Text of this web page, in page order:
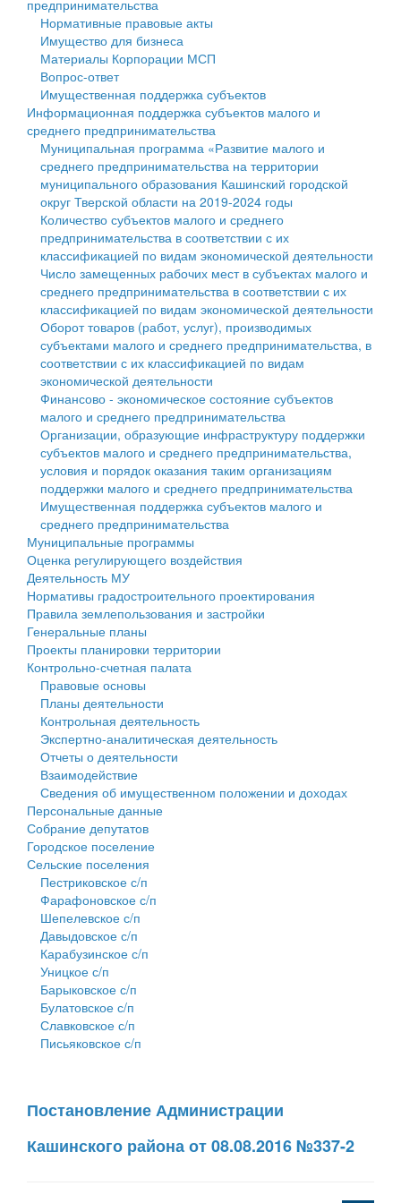
Государственные услуги
Промышленность и АПК
Экономика и бизнес
...
Символика
Устав
Гостям округа
Туризм
Культура
Образование
Здравоохранение
Социальная защита
Фотоальбом
муниципального округа Тверской области
Администрация Кашинского муниципального округа
Тверской области
Управление сельскими территориями
Открытые данные
Работа с обращениями граждан
Муниципальный контроль
Муниципальные услуги
Проекты административных регламентов
Антимонопольный комплаенс
Противодействие коррупции
Финансовое управление
Бюджет для граждан
Имущество
Выявление правообладателей ранее учтенных
объектов недвижимости
Имущественная поддержка субъектов малого и
среднего предпринимательства
Информационная поддержка субъектов малого и
среднего предпринимательства
Муниципальные программы
Контрольно-счетная палата
Персональные данные
Оценка регулирующего воздействия
Деятельность МУ
Нормативы градостроительного проектирования
Правила землепользования и застройки
Генеральные планы
Проекты планировки территории
Собрание депутатов
Городское поселение
Сельские поселения
предпринимательства
Нормативные правовые акты
Имущество для бизнеса
Материалы Корпорации МСП
Вопрос-ответ
Имущественная поддержка субъектов
Информационная поддержка субъектов малого и
среднего предпринимательства
Муниципальная программа «Развитие малого и
среднего предпринимательства на территории
муниципального образования Кашинский городской
округ Тверской области на 2019-2024 годы
Количество субъектов малого и среднего
предпринимательства в соответствии с их
классификацией по видам экономической деятельности
Число замещенных рабочих мест в субъектах малого и
среднего предпринимательства в соответствии с их
классификацией по видам экономической деятельности
Оборот товаров (работ, услуг), производимых
субъектами малого и среднего предпринимательства, в
соответствии с их классификацией по видам
экономической деятельности
Финансово - экономическое состояние субъектов
малого и среднего предпринимательства
Организации, образующие инфраструктуру поддержки
субъектов малого и среднего предпринимательства,
условия и порядок оказания таким организациям
поддержки малого и среднего предпринимательства
Имущественная поддержка субъектов малого и
среднего предпринимательства
Муниципальные программы
Оценка регулирующего воздействия
Деятельность МУ
Нормативы градостроительного проектирования
Правила землепользования и застройки
Генеральные планы
Проекты планировки территории
Контрольно-счетная палата
Правовые основы
Планы деятельности
Контрольная деятельность
Экспертно-аналитическая деятельность
Отчеты о деятельности
Взаимодействие
Сведения об имущественном положении и доходах
Персональные данные
Собрание депутатов
Городское поселение
Сельские поселения
Пестриковское с/п
Фарафоновское с/п
Шепелевское с/п
Давыдовское с/п
Карабузинское с/п
Уницкое с/п
Барыковское с/п
Булатовское с/п
Славковское с/п
Письяковское с/п
Постановление Администрации
Кашинского района от 08.08.2016 №337-2